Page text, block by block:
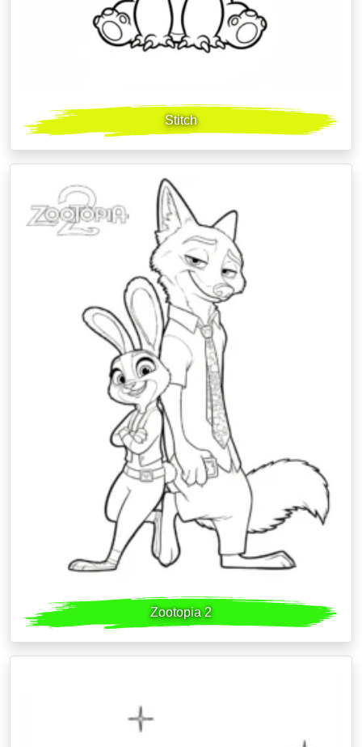
Stitch
Zootopia 2